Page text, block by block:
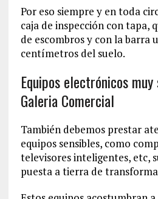
Por eso siempre y en toda
caja de inspección con tapa,
de escombros y con la barra
centímetros del suelo.
Equipos electrónicos
Galeria Comercial
También debemos prestar
equipos sensibles, como
televisores inteligentes, etc,
puesta a tierra de